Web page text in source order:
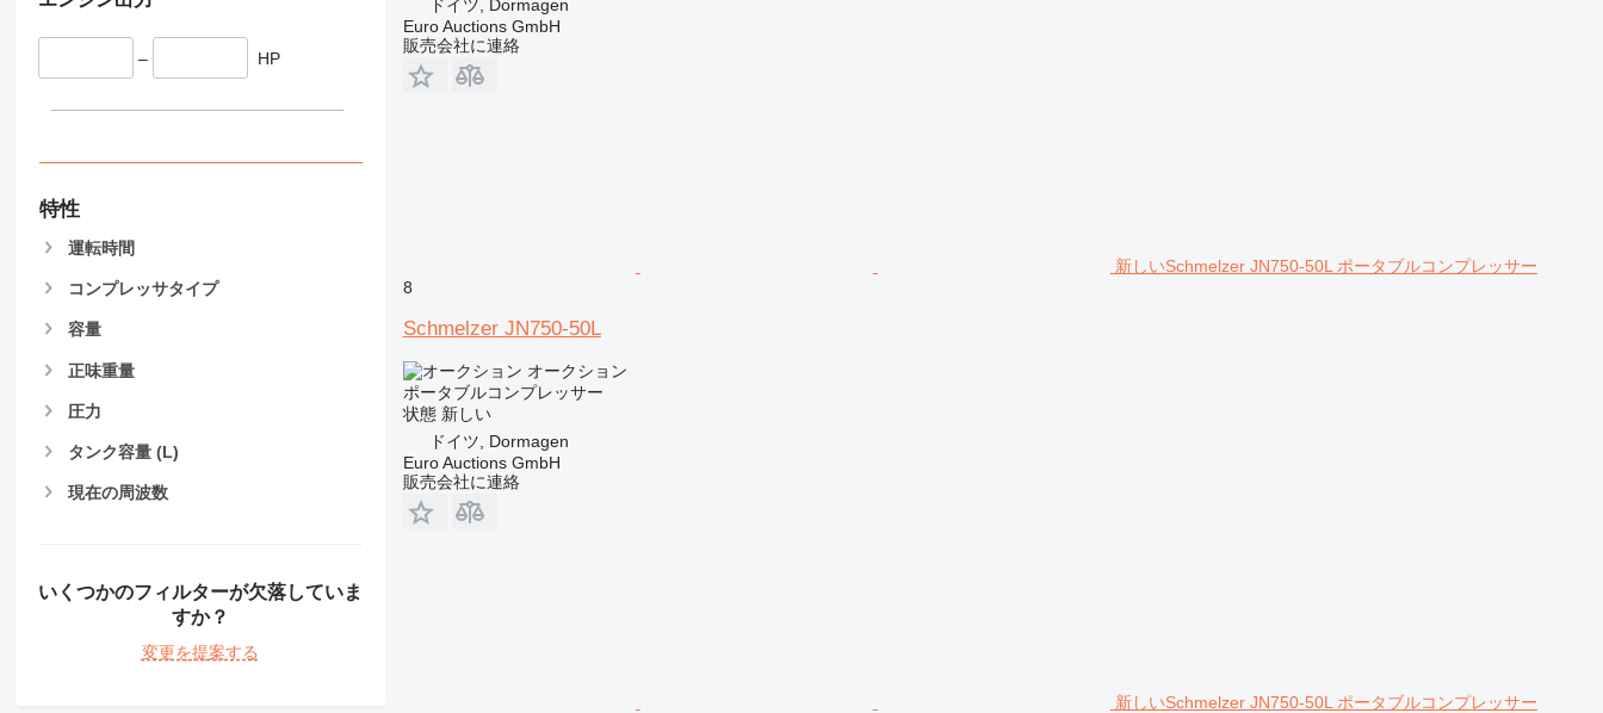
– HP
特性
運転時間
コンプレッサタイプ
容量
正味重量
圧力
タンク容量 (L)
現在の周波数
いくつかのフィルターが欠落していま
すか？
変更を提案する
ドイツ, Dormagen
Euro Auctions GmbH
販売会社に連絡
新しいSchmelzer JN750-50L ポータブルコンプレッサー
8
Schmelzer JN750-50L
オークション
ポータブルコンプレッサー
状態新しい
ドイツ, Dormagen
Euro Auctions GmbH
販売会社に連絡
新しいSchmelzer JN750-50L ポータブルコンプレッサー